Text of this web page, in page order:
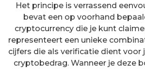
Het principe is verrassend
bevat een op voorhand
cryptocurrency die je kunt
representeert een unieke
cijfers die als verificatie dient voor
cryptobedrag. Wanneer je deze